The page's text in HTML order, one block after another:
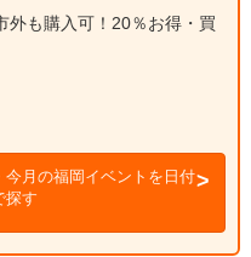
外も購入可！20％お得・買
今月の福岡イベントを日付
探す